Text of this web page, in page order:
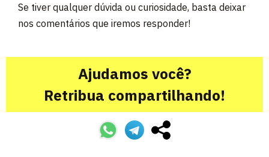
Se tiver qualquer dúvida ou curiosidade, basta deixar
nos comentários que iremos responder!
Ajudamos você?
Retribua compartilhando!